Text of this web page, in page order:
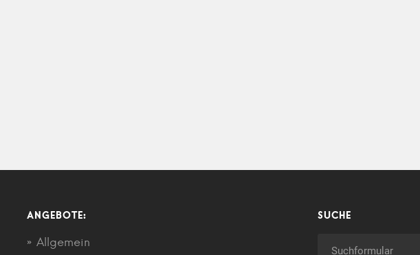
ANGEBOTE:
Allgemein
SUCHE